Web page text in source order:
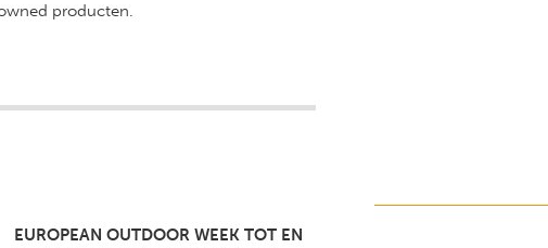
producten.
EUROPEAN OUTDOOR WEEK TOT EN